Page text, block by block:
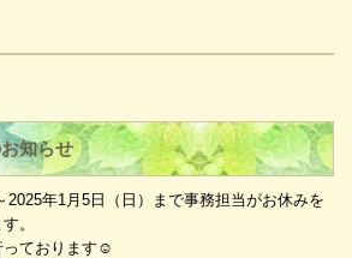
知らせ
2025年1月5日（日）まで事務担当がお休みを
。
っております☺️